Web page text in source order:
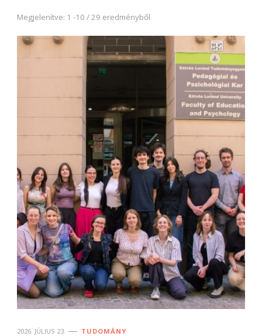
Megjelenítve: 1 -10 / 29 eredményből
2026. JÚLIUS 23. TUDOMÁNY